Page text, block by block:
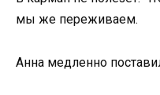
мы же переживаем.
Анна медленно